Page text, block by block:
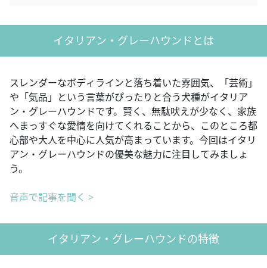
イタリアン・グレーハウンドとは
スレンダーなボディラインと落ち着いた雰囲気、「芸術」
や「気品」という言葉がぴったりと合う犬種がイタリア
ン・グレーハウンドです。賢く、無駄吠えが少なく、家族
へまっすぐな愛情を向けてくれることから、このところ都
心部や大人を中心に人気が高まっています。今回はイタリ
アン・グレーハウンドの優美な魅力に注目してみましょ
う。
音声で記事を聞く >
イタリアン・グレーハウンドの特徴